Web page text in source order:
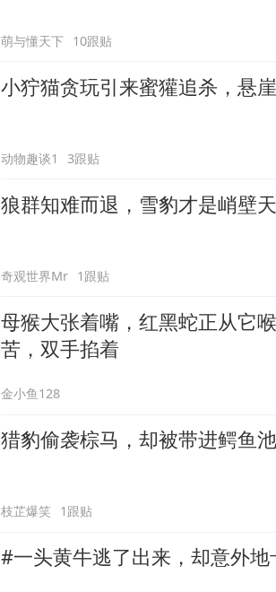
萌与懂天下 10跟贴
小狞猫贪玩引来蜜獾追杀，悬
动物趣谈1 3跟贴
狼群知难而退，雪豹才是峭壁
奇观世界Mr 1跟贴
母猴大张着嘴，红黑蛇正从它
苦，双手掐着
金小鱼128
猎豹偷袭棕马，却被带进鳄鱼
枝芷爆笑 1跟贴
#一头黄牛逃了出来，却意外